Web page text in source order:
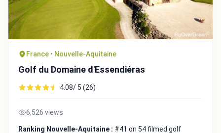
France • Nouvelle-Aquitaine
Golf du Domaine d'Essendiéras
4.08/ 5 (26)
6,526 views
Ranking Nouvelle-Aquitaine : #41 on 54 filmed golf